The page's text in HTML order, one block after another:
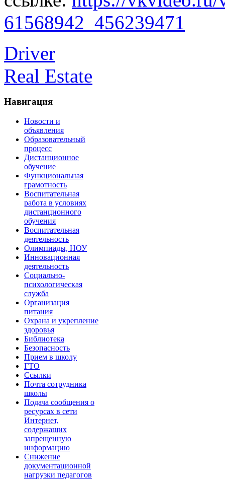
61568942_456239471
Driver
Real Estate
Навигация
Новости и
объявления
Образовательный
процесс
Дистанционное
обучение
Функциональная
грамотность
Воспитательная
работа в условиях
дистанционного
обучения
Воспитательная
деятельность
Олимпиады, НОУ
Инновационная
деятельность
Социально-
психологическая
служба
Организация
питания
Охрана и укрепление
здоровья
Библиотека
Безопасность
Прием в школу
ГТО
Ссылки
Почта сотрудника
школы
Подача сообщения о
ресурсах в сети
Интернет,
содержащих
запрещенную
информацию
Снижение
документационной
нагрузки педагогов